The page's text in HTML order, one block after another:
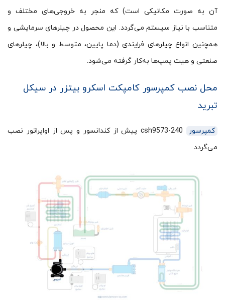
آن به صورت مکانیکی است) که منجر به خروجی‌های مختلف و
متناسب با نیاز سیستم می‌گردد. این محصول در چیلرهای سرمایشی و
همچنین انواع چیلرهای فرایندی (دما پایین، متوسط و بالا)، چیلرهای
صنعتی و هیت پمپ‌ها به‌کار گرفته می‌شود.
محل نصب کمپرسور کامپکت اسکرو بیتزر در سیکل
تبرید
کمپرسور
csh9573-240 پیش از کندانسور و پس از اواپراتور نصب
می‌گردد.